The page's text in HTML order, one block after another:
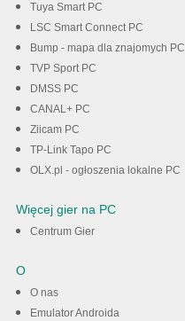
Tuya Smart PC
LSC Smart Connect PC
Bump - mapa dla znajomych PC
TVP Sport PC
DMSS PC
CANAL+ PC
Ziicam PC
TP-Link Tapo PC
OLX.pl - ogłoszenia lokalne PC
Więcej gier na PC
Centrum Gier
O
O nas
Emulator Androida